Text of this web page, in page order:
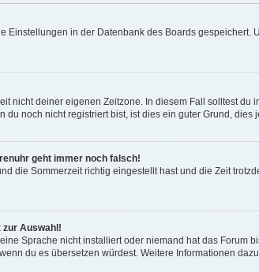
Einstellungen in der Datenbank des Boards
nicht deiner eigenen Zeitzone. In diesem Fall solltest
noch nicht registriert bist, ist dies ein guter Grund, dies
geht immer noch falsch!
die Sommerzeit richtig eingestellt hast und die Zeit
zur Auswahl!
Sprache nicht installiert oder niemand hat das
du es übersetzen würdest. Weitere Informationen